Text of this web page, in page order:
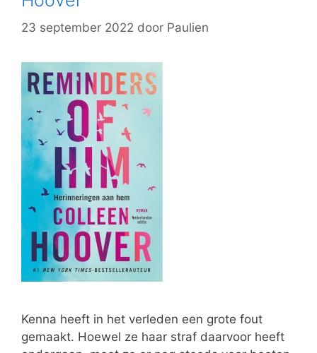
23 september 2022 door Paulien
Kenna heeft in het verleden een grote fout
gemaakt. Hoewel ze haar straf daarvoor heeft